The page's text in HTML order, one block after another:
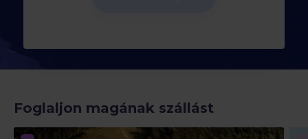
Foglaljon magának szállást